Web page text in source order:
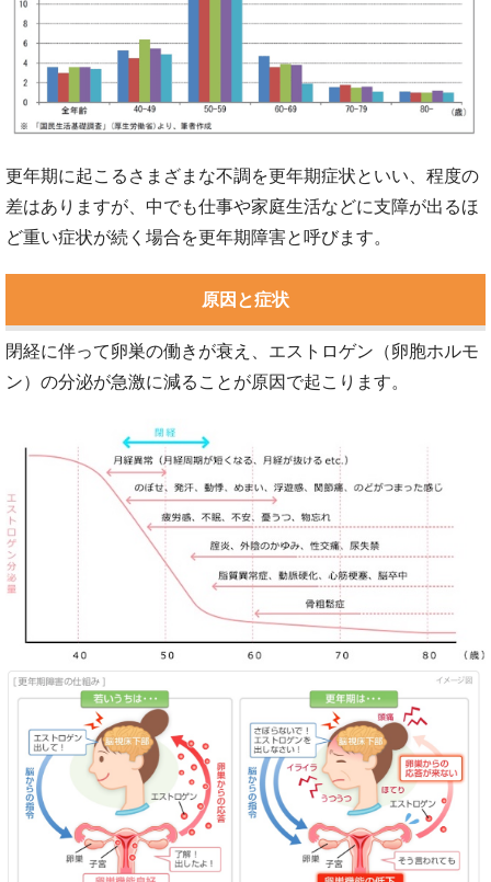
更年期に起こるさまざまな不調を更年期症状といい、程度の
差はありますが、中でも仕事や家庭生活などに支障が出るほ
ど重い症状が続く場合を更年期障害と呼びます。
原因と症状
閉経に伴って卵巣の働きが衰え、エストロゲン（卵胞ホルモ
ン）の分泌が急激に減ることが原因で起こります。